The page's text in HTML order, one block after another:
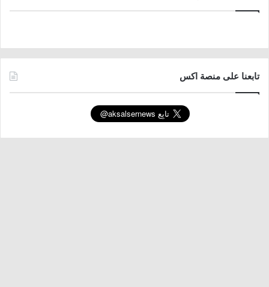
تابعنا على منصة اكس